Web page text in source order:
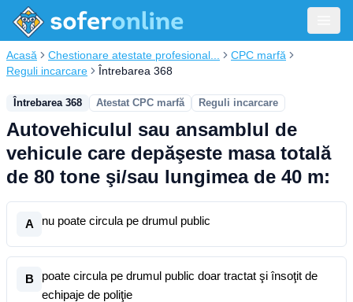
Acasă Chestionare atestate profesional...
CPC marfă
Reguli incarcare
Întrebarea 368
Întrebarea 368 Atestat CPC marfă Reguli incarcare
Autovehiculul sau ansamblul de
vehicule care depăşeste masa totală
de 80 tone şi/sau lungimea de 40 m:
A nu poate circula pe drumul public
B
poate circula pe drumul public doar tractat şi însoţit de
echipaje de poliţie